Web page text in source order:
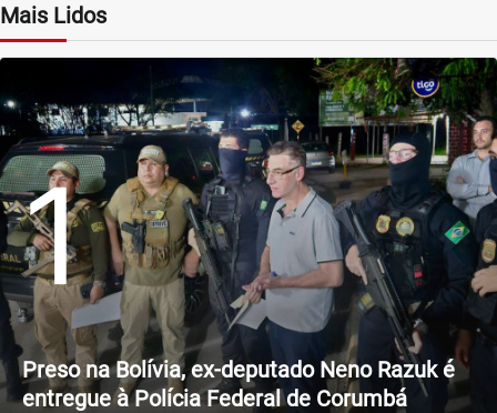
Mais Lidos
1
Preso na Bolívia, ex-deputado Neno Razuk é
entregue à Polícia Federal de Corumbá